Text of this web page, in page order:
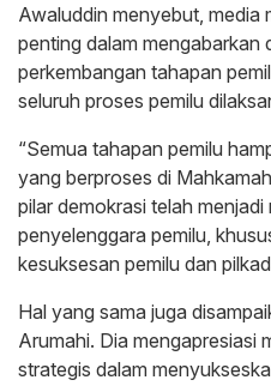
Awaluddin menyebut, media
penting dalam mengabarkan
perkembangan tahapan
seluruh proses pemilu
“Semua tahapan pemilu
yang berproses di
pilar demokrasi telah menjadi
penyelenggara pemilu,
kesuksesan pemilu dan
Hal yang sama juga
Arumahi. Dia mengapresiasi
strategis dalam